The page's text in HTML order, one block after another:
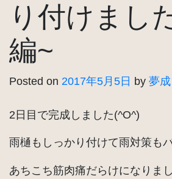
り付けまし
編~
Posted on 2017年5月5日 by 夢
2日目で完成しました(^O^)
雨樋もしっかり付けて雨対策も
あちこち筋肉痛だらけになりま